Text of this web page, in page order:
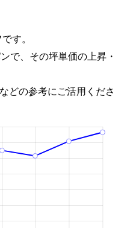
す。
で、その坪単価の上昇・
どの参考にご活用くださ